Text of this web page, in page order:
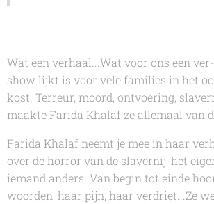
Wat een verhaal...Wat voor ons een
show lijkt is voor vele families in het
kost. Terreur, moord, ontvoering,
maakteFarida Khalaf ze allemaal van
Farida Khalafneemt je mee in haar
over de horror van de slavernij, het
iemand anders. Van begin tot einde
woorden, haar pijn, haar verdriet...Ze